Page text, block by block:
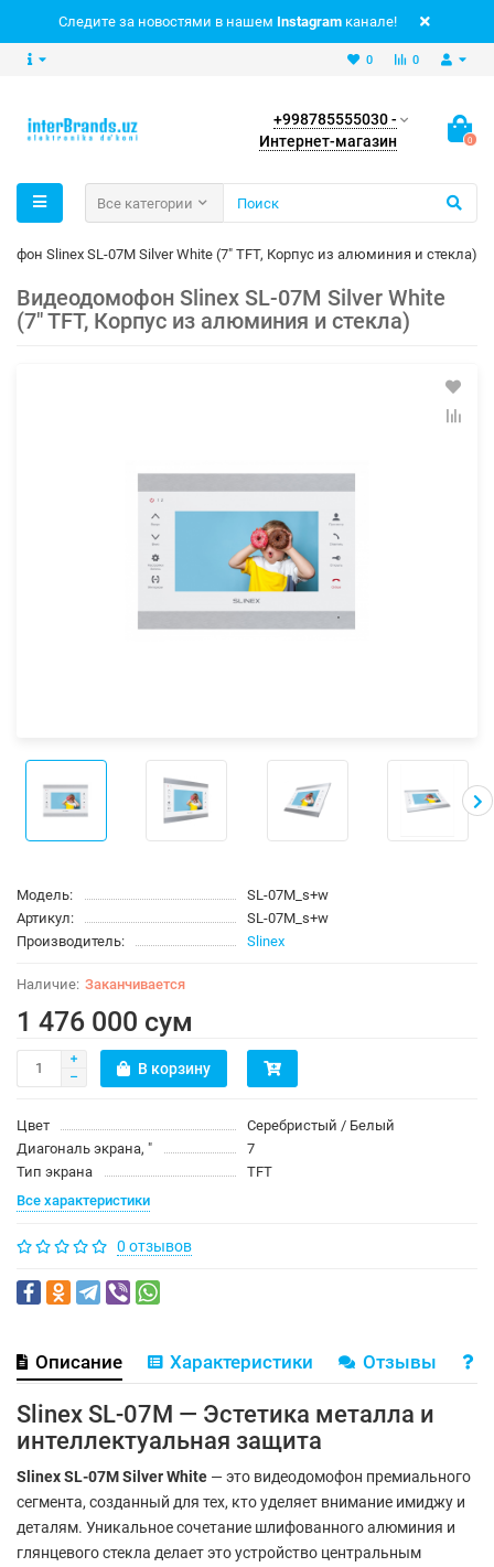
Следите за новостями в нашем Instagram канале!
0
0
+998785555030 -
Интернет-магазин
0
Все категории
Slinex SL-07M Silver White (7" TFT, Корпус из алюминия и стекла)
Видеодомофон Slinex SL-07M Silver White
(7" TFT, Корпус из алюминия и стекла)
Модель:
SL-07M_s+w
Артикул:
SL-07M_s+w
Производитель:
Slinex
Заканчивается
1 476 000 сум
В корзину
Цвет
Серебристый / Белый
Диагональ экрана, ″
7
Тип экрана
TFT
Все характеристики
0 отзывов
Описание Характеристики Отзывы
Slinex SL-07M — Эстетика металла и
интеллектуальная защита
Slinex SL-07M Silver White — это видеодомофон премиального
сегмента, созданный для тех, кто уделяет внимание имиджу и
деталям. Уникальное сочетание шлифованного алюминия и
глянцевого стекла делает это устройство центральным